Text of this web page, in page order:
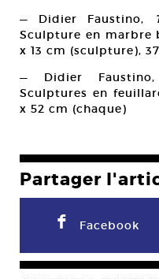
— Didier Faustino,
Sculpture en marbre
x 13 cm (sculpture),
— Didier
Sculptures en
x 52 cm (chaque)
Partager
F Facebook